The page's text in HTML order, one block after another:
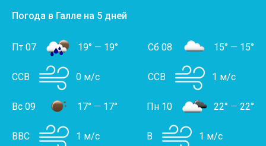
Погода в Галле на 5 дней
Пт 07 19° — 19°
ССВ 0 м/с
Сб 08 15° — 15°
ССВ 1 м/с
Вс 09 17° — 17°
ВВС 1 м/с
Пн 10 22° — 22°
В 1 м/с